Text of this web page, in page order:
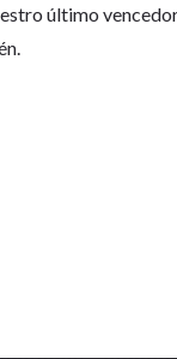
último